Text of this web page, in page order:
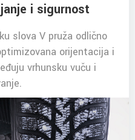
i sigurnost
slova V pruža odlično
orijentacija i
vrhunsku vuču i